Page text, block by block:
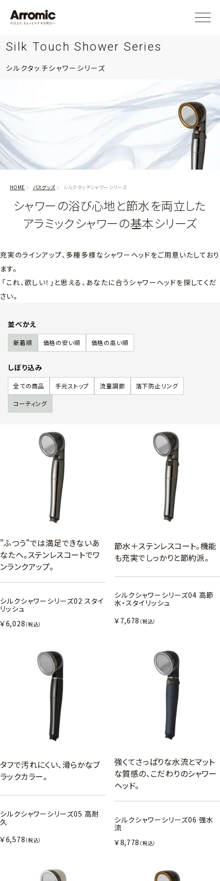
Silk Touch Shower Series
シルクタッチシャワーシリーズ
HOME バスグッズ シルクタッチシャワーシリーズ
シャワーの浴び心地と節水を両立した
アラミックシャワーの基本シリーズ
充実のラインアップ、多種多様なシャワーヘッドをご用意いたしており
ます。
「これ、欲しい！」と思える、あなたに合うシャワーヘッドを探してくだ
さい。
並べかえ
新着順 価格の安い順 価格の高い順
しぼり込み
全ての商品 手元ストップ 流量調節 落下防止リング
コーティング
"ふつう"では満足できないあ
なたへ。ステンレスコートでワ
ンランクアップ。
シルクシャワーシリーズ02 スタイ
リッシュ
￥6,028 （税込）
節水＋ステンレスコート。機能
も充実でしっかりと節約派。
シルクシャワーシリーズ04 高節
水・スタイリッシュ
￥7,678 （税込）
タフで汚れにくい、滑らかなブ
ラックカラー。
シルクシャワーシリーズ05 高耐
久
￥6,578 （税込）
強くてさっぱりな水流とマット
な質感の、こだわりのシャワー
ヘッド。
シルクシャワーシリーズ06 強水
流
￥8,778 （税込）